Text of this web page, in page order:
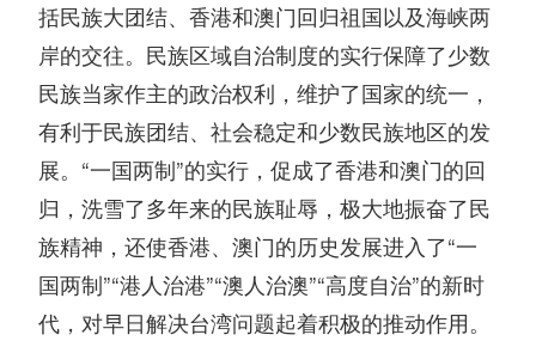
括民族大团结、香港和澳门回归祖国以及海峡两
岸的交往。民族区域自治制度的实行保障了少数
民族当家作主的政治权利，维护了国家的统一，
有利于民族团结、社会稳定和少数民族地区的发
展。“一国两制”的实行，促成了香港和澳门的回
归，洗雪了多年来的民族耻辱，极大地振奋了民
族精神，还使香港、澳门的历史发展进入了“一
国两制”“港人治港”“澳人治澳”“高度自治”的新时
代，对早日解决台湾问题起着积极的推动作用。